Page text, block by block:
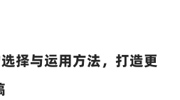
择与运用方法，打造更